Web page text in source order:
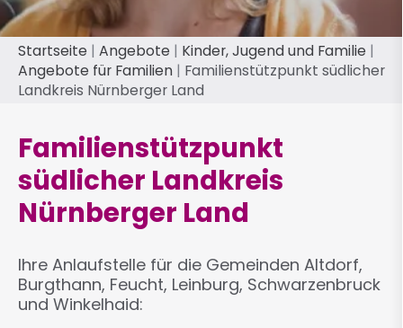
Pfadnavigation
Startseite Angebote
Kinder, Jugend und Familie
Angebote für Familien
Familienstützpunkt südlicher
Landkreis Nürnberger Land
Familienstützpunkt
südlicher Landkreis
Nürnberger Land
Ihre Anlaufstelle für die Gemeinden Altdorf,
Burgthann, Feucht, Leinburg, Schwarzenbruck
und Winkelhaid: